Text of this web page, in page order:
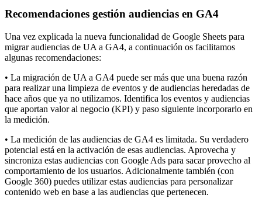
Recomendaciones gestión audiencias en GA4
Una vez explicada la nueva funcionalidad de Google Sheets para
migrar audiencias de UA a GA4, a continuación os facilitamos
algunas recomendaciones:
• La migración de UA a GA4 puede ser más que una buena razón
para realizar una limpieza de eventos y de audiencias heredadas de
hace años que ya no utilizamos. Identifica los eventos y audiencias
que aportan valor al negocio (KPI) y paso siguiente incorporarlo en
la medición.
• La medición de las audiencias de GA4 es limitada. Su verdadero
potencial está en la activación de esas audiencias. Aprovecha y
sincroniza estas audiencias con Google Ads para sacar provecho al
comportamiento de los usuarios. Adicionalmente también (con
Google 360) puedes utilizar estas audiencias para personalizar
contenido web en base a las audiencias que pertenecen.